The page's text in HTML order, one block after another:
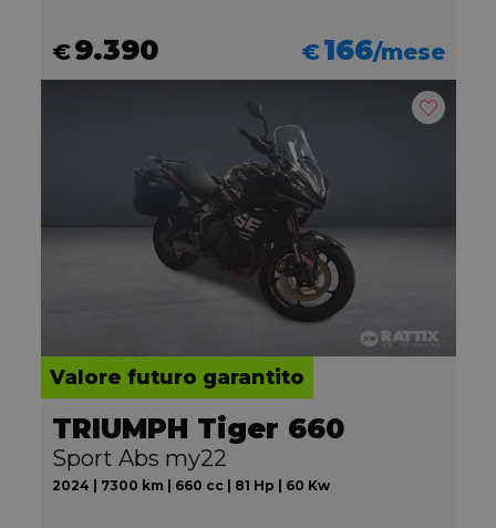
€9.390 €166/mese
Valore futuro garantito
TRIUMPH Tiger 660
Sport Abs my22
2024 | 7300 km | 660 cc | 81 Hp | 60 Kw